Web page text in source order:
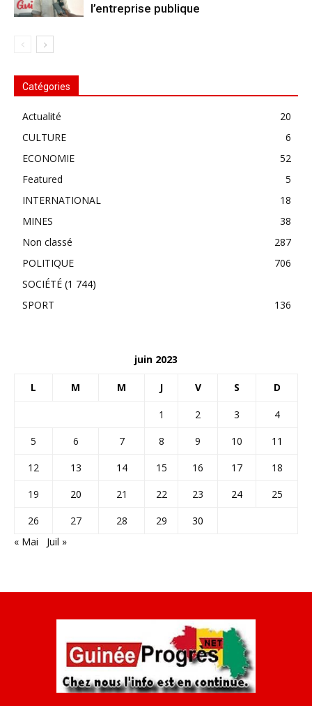
l’entreprise publique
Catégories
Actualité
20
CULTURE
6
ECONOMIE
52
Featured
5
INTERNATIONAL
18
MINES
38
Non classé
287
POLITIQUE
706
SOCIÉTÉ (1 744)
SPORT
136
juin 2023
L M M J V S D
1 2 3
4
5
6 7 8 9 10
11
12
13 14 15 16 17
18
19
20 21 22 23 24
25
26
27 28 29
30
« Mai
Juil »